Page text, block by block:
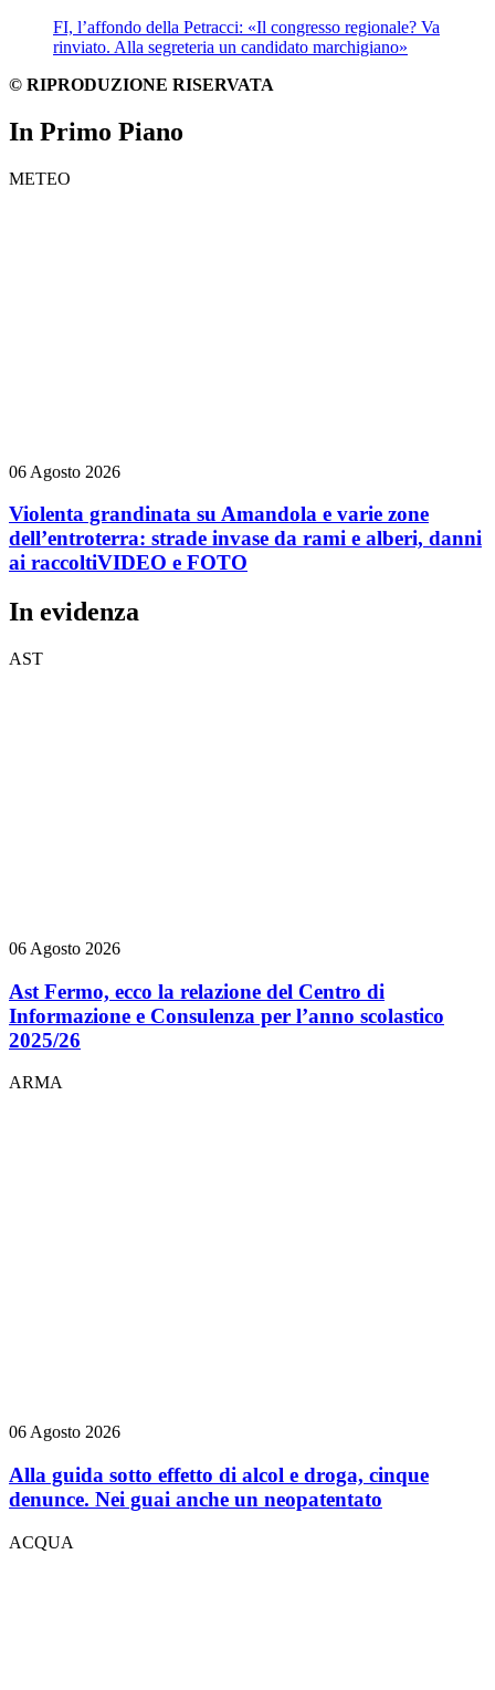
FI, l’affondo della Petracci: «Il congresso regionale? Va
rinviato. Alla segreteria un candidato marchigiano»
© RIPRODUZIONE RISERVATA
In Primo Piano
METEO
06 Agosto 2026
Violenta grandinata su Amandola e varie zone
dell’entroterra: strade invase da rami e alberi, danni
ai raccoltiVIDEO e FOTO
In evidenza
AST
06 Agosto 2026
Ast Fermo, ecco la relazione del Centro di
Informazione e Consulenza per l’anno scolastico
2025/26
ARMA
06 Agosto 2026
Alla guida sotto effetto di alcol e droga, cinque
denunce. Nei guai anche un neopatentato
ACQUA